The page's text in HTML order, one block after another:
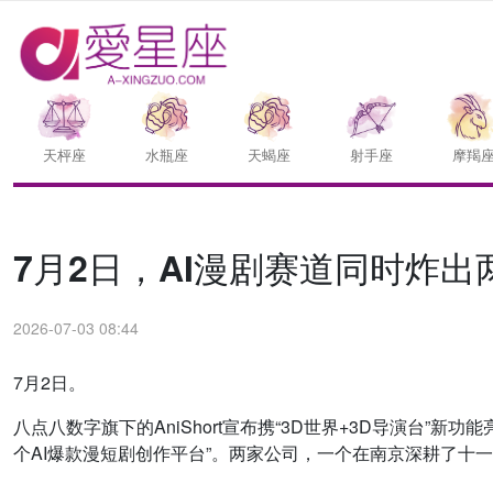
天枰座 水瓶座 天蝎座 射手座 摩羯
7月2日，AI漫剧赛道同时炸出
2026-07-03 08:44
7月2日。
八点八数字旗下的AniShort宣布携“3D世界+3D导演台”新功
个AI爆款漫短剧创作平台”。两家公司，一个在南京深耕了